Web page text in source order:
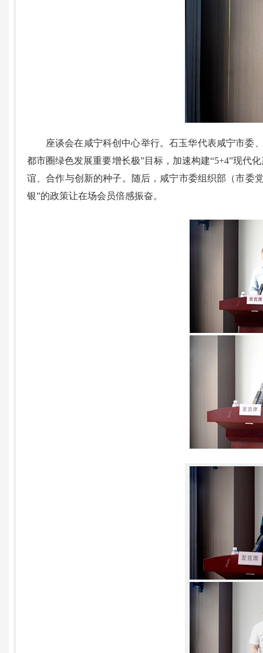
座谈会在咸宁科创中心举行。石玉华代表咸宁市委
都市圈绿色发展重要增长极”目标，加速构建“5+4”现代
谊、合作与创新的种子。随后，咸宁市委组织部（市委
银”的政策让在场会员倍感振奋。